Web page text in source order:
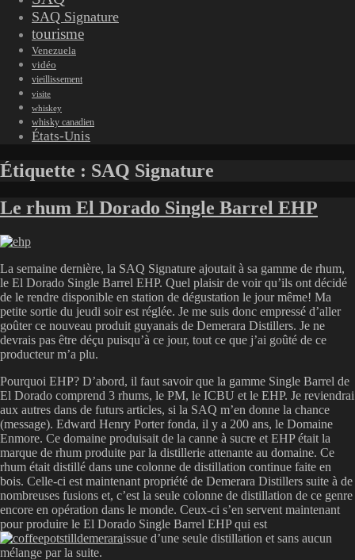
SAQ Signature
tourisme
Venezuela
vidéo
vieillissement
visite
whiskey
whisky canadien
États-Unis
Étiquette : SAQ Signature
Le rhum El Dorado Single Barrel EHP
La semaine dernière, la SAQ Signature ajoutait à sa gamme de rhum,
le El Dorado Single Barrel EHP. Quel plaisir de voir qu’ils ont décidé
de le rendre disponible en station de dégustation le jour même! Ma
petite sortie du jeudi soir est réglée. Je me suis donc empressé d’aller
goûter ce nouveau produit guyanais de Demerara Distillers. Je ne
devrais pas être déçu puisqu’à ce jour, tout ce que j’ai goûté de ce
producteur m’a plu.
Pourquoi EHP? D’abord, il faut savoir que la gamme Single Barrel de
El Dorado comprend 3 rhums, le PM, le ICBU et le EHP. Je reviendrai
aux autres dans de futurs articles, si la SAQ m’en donne la chance
(message). Edward Henry Porter fonda, il y a 200 ans, le Domaine
Enmore. Ce domaine produisait de la canne à sucre et EHP était la
marque de rhum produite par la distillerie attenante au domaine. Ce
rhum était distillé dans une colonne de distillation continue faite en
bois. Celle-ci est maintenant propriété de Demerara Distillers suite à de
nombreuses fusions et, c’est la seule colonne de distillation de ce genre
encore en opération dans le monde. Ceux-ci s’en servent maintenant
pour produire le El Dorado Single Barrel EHP qui est
issue d’une seule distillation et sans aucun
mélange par la suite.